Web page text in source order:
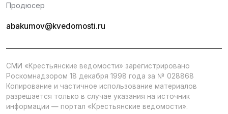
Продюсер
abakumov@kvedomosti.ru
СМИ «Крестьянские ведомости» зарегистрировано
Роскомнадзором 18 декабря 1998 года за № 028868
Копирование и частичное использование материалов
разрешается только в случае указания на источник
информации — портал «Крестьянские ведомости».